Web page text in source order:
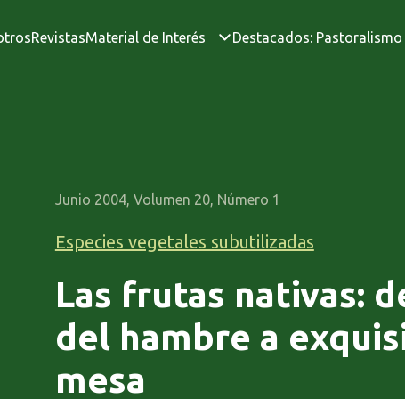
RevistasMaterial de Interés Destacados: Pastoralismo
Junio 2004, Volumen 20, Número 1
Especies vegetales subutilizadas
Las frutas nativas:
del hambre a
mesa